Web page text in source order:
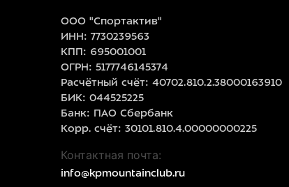
ООО "Спортактив"
ИНН: 7730239563
КПП: 695001001
ОГРН: 5177746145374
Расчётный счёт: 40702.810.2.38000163910
БИК: 044525225
Банк: ПАО Сбербанк
Корр. счёт: 30101.810.4.00000000225
Контактная почта:
info@kpmountainclub.ru